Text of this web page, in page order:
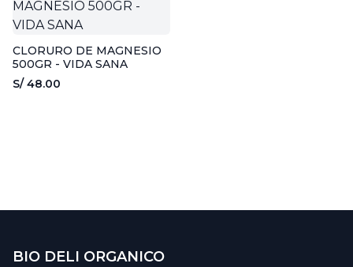
CLORURO DE MAGNESIO
500GR - VIDA SANA
S/ 48.00
BIO DELI ORGANICO